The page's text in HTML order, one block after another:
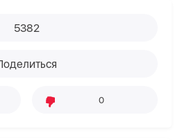
5382
0